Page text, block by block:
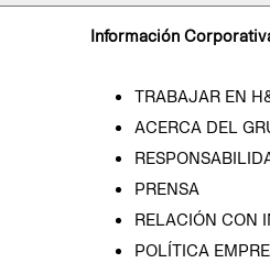
Información
TRABAJAR EN
ACERCA DEL
PRENSA
RELACIÓN CON
POLÍTICA